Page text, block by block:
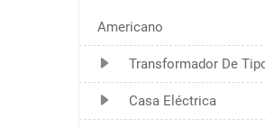
Americano
Transformador De
Casa Eléctrica